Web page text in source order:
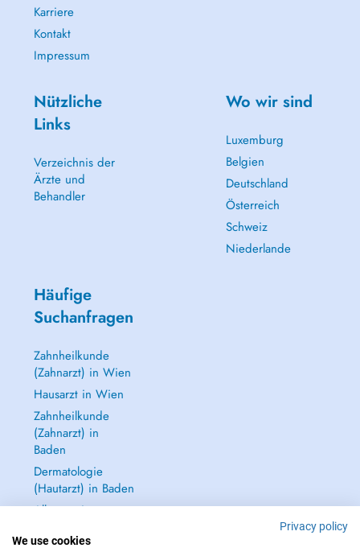
Karriere
Kontakt
Impressum
Nützliche
Links
Verzeichnis der
Ärzte und
Behandler
Wo wir sind
Luxemburg
Belgien
Deutschland
Österreich
Schweiz
Niederlande
Häufige
Suchanfragen
Zahnheilkunde
(Zahnarzt) in Wien
Hausarzt in Wien
Zahnheilkunde
(Zahnarzt) in
Baden
Dermatologie
(Hautarzt) in Baden
Alle anzeigen →
Privacy policy
We use cookies